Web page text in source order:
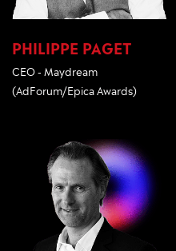
PHILIPPE PAGET
CEO - Maydream
(AdForum/Epica Awards)